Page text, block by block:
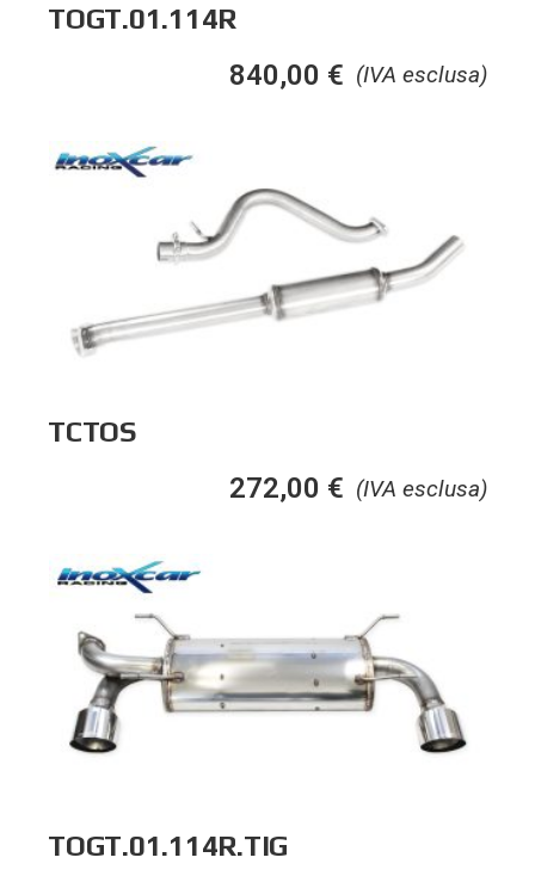
TOGT.01.114R
(IVA esclusa)
840,00 €
TCTOS
(IVA esclusa)
272,00 €
TOGT.01.114R.TIG